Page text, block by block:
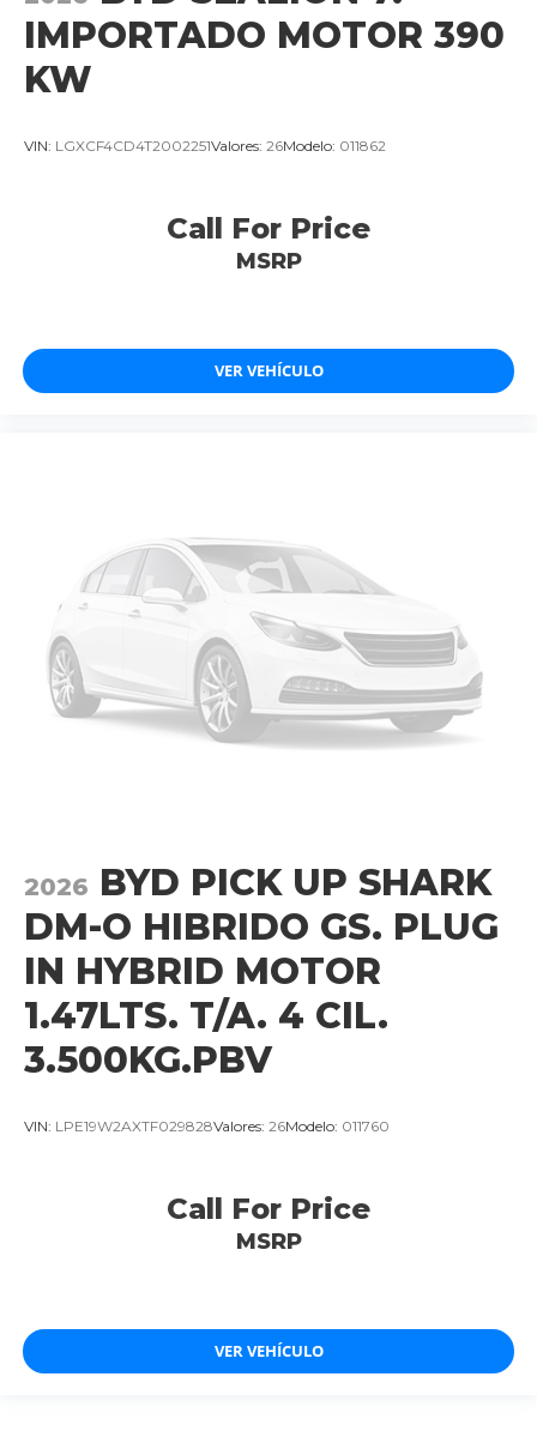
IMPORTADO MOTOR 390
KW
VIN: LGXCF4CD4T2002251Valores: 26Modelo: 011862
Call For Price
MSRP
VER VEHÍCULO
2026 BYD PICK UP SHARK
DM-O HIBRIDO GS. PLUG
IN HYBRID MOTOR
1.47LTS. T/A. 4 CIL.
3.500KG.PBV
VIN: LPE19W2AXTF029828Valores: 26Modelo: 011760
Call For Price
MSRP
VER VEHÍCULO